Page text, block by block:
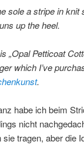
sole a stripe in knit
up the heel.
„Opal Petticoat
which I’ve
.
habe ich beim
nicht
tragen, aber die